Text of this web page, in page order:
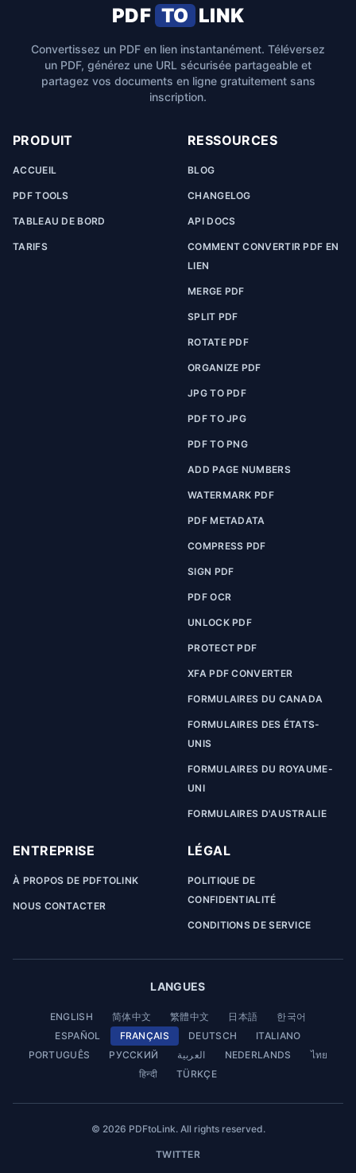
PDF TO LINK
Convertissez un PDF en lien instantanément. Téléversez
un PDF, générez une URL sécurisée partageable et
partagez vos documents en ligne gratuitement sans
inscription.
PRODUIT
ACCUEIL
PDF TOOLS
TABLEAU DE BORD
TARIFS
RESSOURCES
BLOG
CHANGELOG
API DOCS
COMMENT CONVERTIR PDF EN
LIEN
MERGE PDF
SPLIT PDF
ROTATE PDF
ORGANIZE PDF
JPG TO PDF
PDF TO JPG
PDF TO PNG
ADD PAGE NUMBERS
WATERMARK PDF
PDF METADATA
COMPRESS PDF
SIGN PDF
PDF OCR
UNLOCK PDF
PROTECT PDF
XFA PDF CONVERTER
FORMULAIRES DU CANADA
FORMULAIRES DES ÉTATS-
UNIS
FORMULAIRES DU ROYAUME-
UNI
FORMULAIRES D'AUSTRALIE
ENTREPRISE
À PROPOS DE PDFTOLINK
NOUS CONTACTER
LÉGAL
POLITIQUE DE
CONFIDENTIALITÉ
CONDITIONS DE SERVICE
LANGUES
ENGLISH 简体中文 繁體中文 日本語
한국어
ESPAÑOL
FRANÇAIS DEUTSCH
ITALIANO
PORTUGUÊS
РУССКИЙ العربية NEDERLANDS
ไทย
हिन्दी
TÜRKÇE
© 2026 PDFtoLink. All rights reserved.
TWITTER